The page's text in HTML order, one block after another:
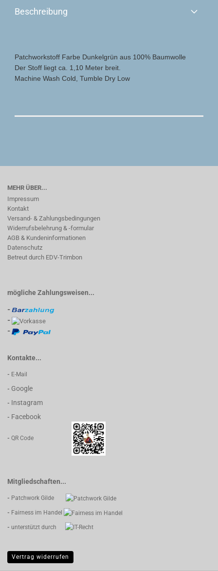
Beschreibung
Patchworkstoff Farbe Dunkelgrün aus 100% Baumwolle
Der Stoff liegt ca. 1,10 Meter breit.
Machine Wash Cold, Tumble Dry Low
MEHR ÜBER...
Impressum
Kontakt
Versand- & Zahlungsbedingungen
Widerrufsbelehrung & -formular
AGB & Kundeninformationen
Datenschutz
Betreut durch EDV-Trimbon
mögliche Zahlungsweisen...
-
-
-
Kontakte...
- E-Mail
- Google
- Instagram
- Facebook
- QR Code
Mitgliedschaften...
- Patchwork Gilde
- Fairness im Handel
- unterstützt durch
Vertrag widerrufen